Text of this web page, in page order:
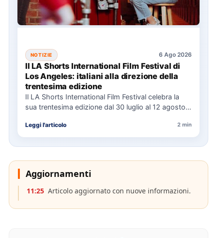
NOTIZIE 6 Ago 2026
Il LA Shorts International Film Festival di
Los Angeles: italiani alla direzione della
trentesima edizione
Il LA Shorts International Film Festival celebra la
sua trentesima edizione dal 30 luglio al 12 agosto,
Leggi l'articolo 2 min
Aggiornamenti
11:25 Articolo aggiornato con nuove informazioni.